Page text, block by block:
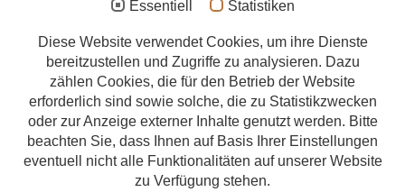
Aufstockung
Anbau
Energetische Sanierung
Finanzierung
Zimmerer finden
Holzbau
Wann ist ein Haus ein
Holzhaus?
Holzhäuser liegen im Trend – aber was genau macht ein
Essentiell Statistiken
Diese Website verwendet Cookies, um ihre Dienste
bereitzustellen und Zugriffe zu analysieren. Dazu
zählen Cookies, die für den Betrieb der Website
erforderlich sind sowie solche, die zu Statistikzwecken
oder zur Anzeige externer Inhalte genutzt werden. Bitte
beachten Sie, dass Ihnen auf Basis Ihrer Einstellungen
eventuell nicht alle Funktionalitäten auf unserer Website
zu Verfügung stehen.